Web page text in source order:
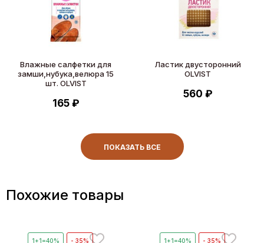
Влажные салфетки для
замши,нубука,велюра 15
шт. OLVIST
165 ₽
Ластик двусторонний
OLVIST
560 ₽
ПОКАЗАТЬ ВСЕ
Похожие товары
1+1=40% - 35% 1+1=40% - 35%